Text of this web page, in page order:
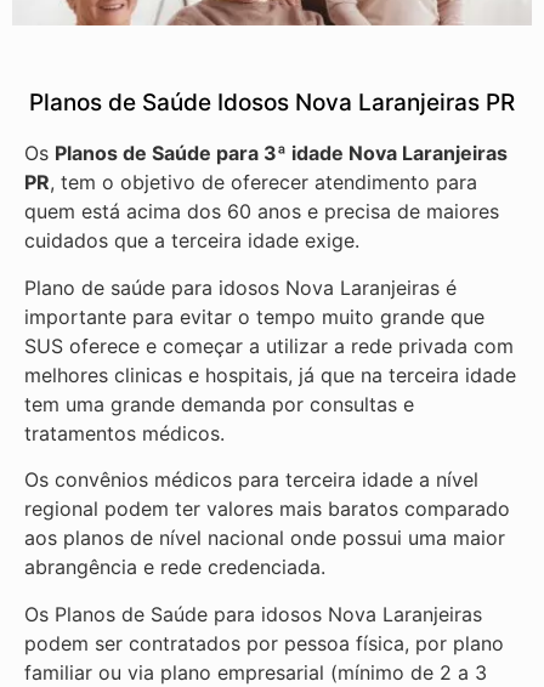
Planos de Saúde Idosos Nova Laranjeiras PR
Os Planos de Saúde para 3ª idade Nova Laranjeiras
PR, tem o objetivo de oferecer atendimento para
quem está acima dos 60 anos e precisa de maiores
cuidados que a terceira idade exige.
Plano de saúde para idosos Nova Laranjeiras é
importante para evitar o tempo muito grande que
SUS oferece e começar a utilizar a rede privada com
melhores clinicas e hospitais, já que na terceira idade
tem uma grande demanda por consultas e
tratamentos médicos.
Os convênios médicos para terceira idade a nível
regional podem ter valores mais baratos comparado
aos planos de nível nacional onde possui uma maior
abrangência e rede credenciada.
Os Planos de Saúde para idosos Nova Laranjeiras
podem ser contratados por pessoa física, por plano
familiar ou via plano empresarial (mínimo de 2 a 3